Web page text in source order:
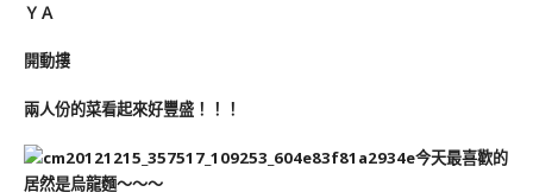
ＹＡ
開動摟
兩人份的菜看起來好豐盛！！！
今天最喜歡的
居然是烏龍麵～～～